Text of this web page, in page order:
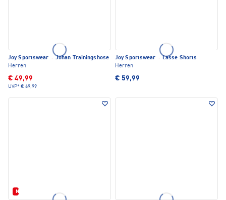
Joy Sportswear · Johan Trainingshose
Herren
€ 49,99
UVP* € 69,99
Joy Sportswear · Lasse Shorts
Herren
€ 59,99
Neu